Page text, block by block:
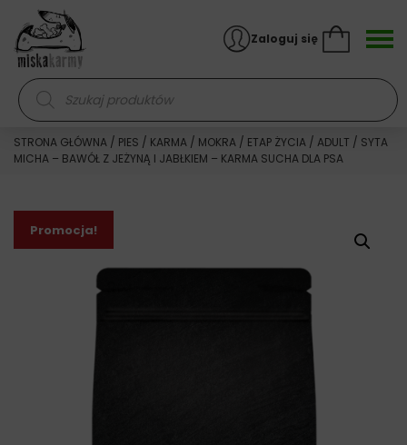
Skocz do treści
Wyszukiwarka produktów
Zaloguj się
STRONA GŁÓWNA / PIES / KARMA / MOKRA / ETAP ŻYCIA / ADULT / SYTA
MICHA – BAWÓŁ Z JEŻYNĄ I JABŁKIEM – KARMA SUCHA DLA PSA
Promocja!